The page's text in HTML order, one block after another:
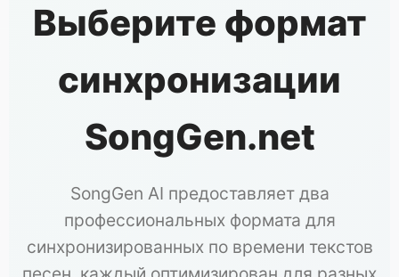
Выберите формат
синхронизации
SongGen.net
SongGen AI предоставляет два
профессиональных формата для
синхронизированных по времени текстов